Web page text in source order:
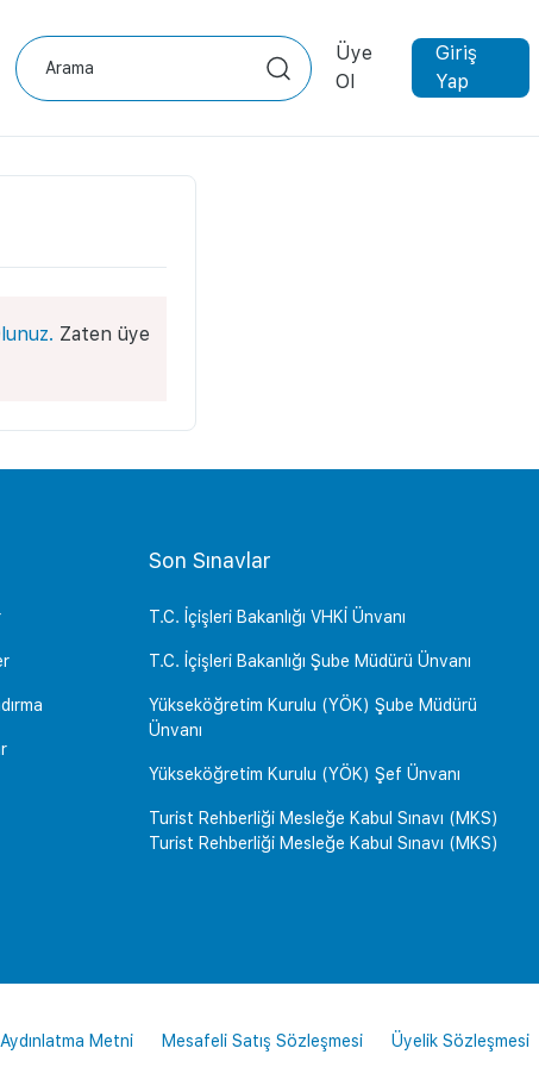
Üye
Ol
Giriş
Yap
Zaten üye
Son Sınavlar
T.C. İçişleri Bakanlığı VHKİ Ünvanı
T.C. İçişleri Bakanlığı Şube Müdürü Ünvanı
Yükseköğretim Kurulu (YÖK) Şube Müdürü
Ünvanı
Yükseköğretim Kurulu (YÖK) Şef Ünvanı
Turist Rehberliği Mesleğe Kabul Sınavı (MKS)
Turist Rehberliği Mesleğe Kabul Sınavı (MKS)
Metni Mesafeli Satış Sözleşmesi Üyelik Sözleşmesi